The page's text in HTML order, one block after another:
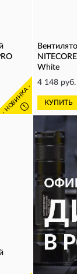
- НОВИНКА -
!
White
4 148 руб.
КУПИТЬ